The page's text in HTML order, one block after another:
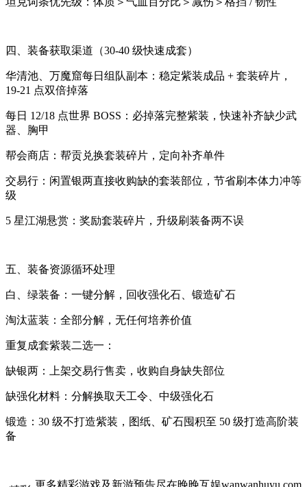
四、装备获取渠道（30-40 级快速成套）
华清池、万魔窟每日组队副本：稳定紫装成品 + 套装碎片，
19-21 点双倍掉落
每日 12/18 点世界 BOSS：必掉落完整紫装，快速补齐缺少武
器、胸甲
帮会商店：帮贡兑换套装碎片，定向补齐单件
交易行：闲置银两直接收购缺的套装部位，节省刷本体力冲等
级
5 星江湖悬赏：奖励套装碎片，升级刷装备两不误
五、装备资源循环处理
白、绿装备：一键分解，回收强化石、锻造矿石
淘汰蓝装：全部分解，无任何培养价值
重复成套紫装二选一：
缺银两：上架交易行售卖，收购自身缺失部位
缺强化材料：分解换取天工令、中级强化石
锻造：30 级不打造紫装，图纸、矿石囤积至 50 级打造高阶装
备
更多精彩游戏及新游预告尽在晚晚互娱wanwanhuyu.com